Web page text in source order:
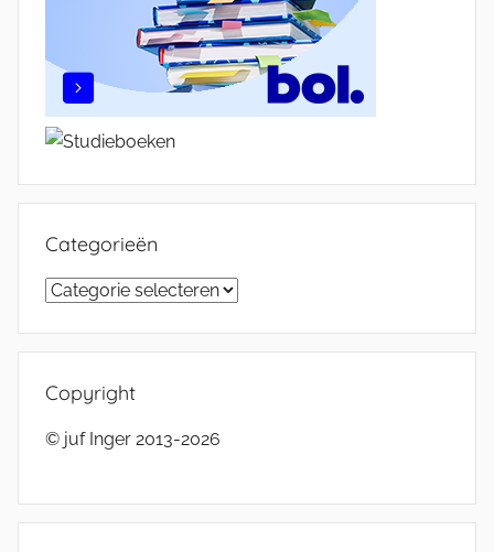
Categorieën
Categorieën
Copyright
© juf Inger 2013-2026